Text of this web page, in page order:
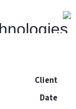
Client
Date